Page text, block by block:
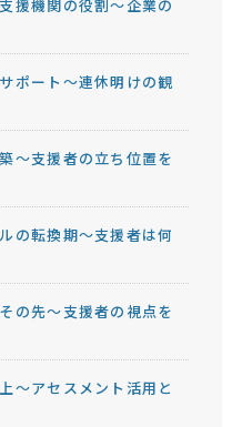
援機関の役割～企業の
ポート～連休明けの観
～支援者の立ち位置を
の転換期～支援者は何
の先～支援者の視点を
～アセスメント活用と